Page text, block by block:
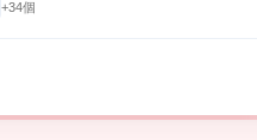
+34個